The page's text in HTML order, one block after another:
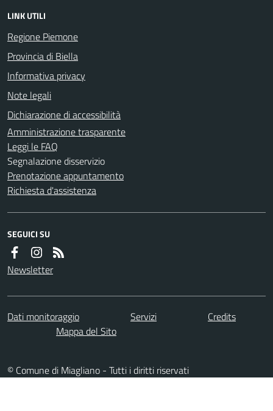
LINK UTILI
Regione Piemone
Provincia di Biella
Informativa privacy
Note legali
Dichiarazione di accessibilità
Amministrazione trasparente
Leggi le FAQ
Segnalazione disservizio
Prenotazione appuntamento
Richiesta d'assistenza
SEGUICI SU
Newsletter
Dati monitoraggio Servizi
Credits
Mappa del Sito
© Comune di Miagliano - Tutti i diritti riservati